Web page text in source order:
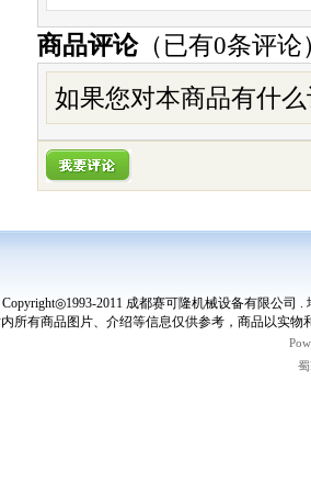
商品评论（已有0条评论
如果您对本商品有什
Copyright◎1993-2011 成都赛可隆机械设备有限公司
所有商品图片、介绍等信息仅供参考，商品以实